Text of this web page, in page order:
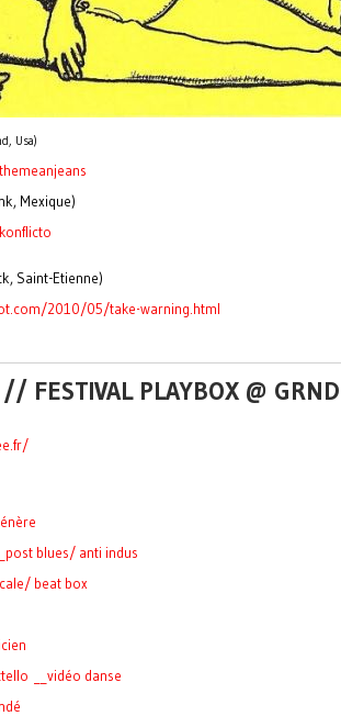
Usa)
themeanjeans
Mexique)
konflicto
Saint-Etienne)
com/2010/05/take-warning.html
FESTIVAL PLAYBOX @
blues/ anti indus
beat box
__vidéo danse